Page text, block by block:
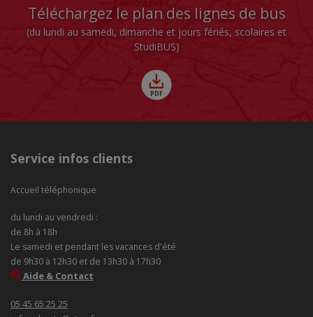
Téléchargez le plan des lignes de bus
(du lundi au samedi, dimanche et jours fériés, scolaires et
StudiBUS)
Service infos clients
Accueil téléphonique
du lundi au vendredi :
de 8h à 18h
Le samedi et pendant les vacances d'été
de 9h30 à 12h30 et de 13h30 à 17h30
Aide & Contact
05 45 65 25 25